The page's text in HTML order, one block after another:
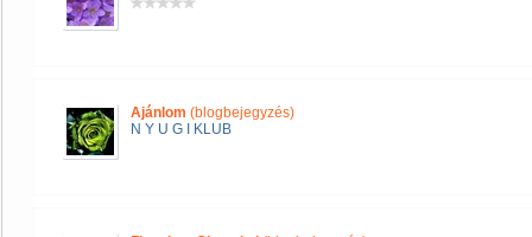
Ajánlom (blogbejegyzés)
N Y U G I KLUB